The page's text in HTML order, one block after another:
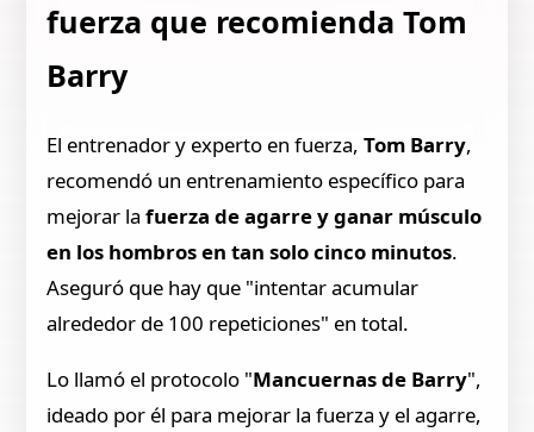
fuerza que recomienda Tom
Barry
El entrenador y experto en fuerza,Tom Barry,
recomendó un entrenamiento específico para
mejorar lafuerza de agarre y ganar músculo
en los hombros en tan solo cinco minutos.
Aseguró que hay que "intentar acumular
alrededor de 100 repeticiones" en total.
Lo llamó el protocolo "Mancuernas de Barry",
ideado por él para mejorar la fuerza y el agarre,